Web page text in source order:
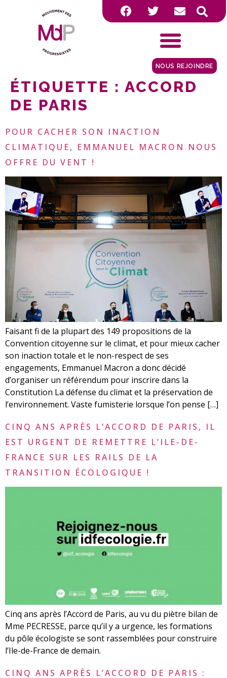
NOUS REJOINDRE
ÉTIQUETTE : ACCORD
DE PARIS
POUR CACHER SON INACTION
CLIMATIQUE, EMMANUEL MACRON NOUS
OFFRE DU VENT !
Faisant fi de la plupart des 149 propositions de la
Convention citoyenne sur le climat, et pour mieux cacher
son inaction totale et le non-respect de ses
engagements, Emmanuel Macron a donc décidé
d’organiser un référendum pour inscrire dans la
Constitution La défense du climat et la préservation de
l’environnement. Vaste fumisterie lorsque l’on pense […]
CINQ ANS APRÈS L’ACCORD DE PARIS, IL
EST URGENT DE REMETTRE L’ILE-DE-
FRANCE SUR LES RAILS DE LA
TRANSITION ÉCOLOGIQUE !
Cinq ans après l’Accord de Paris, au vu du piètre bilan de
Mme PECRESSE, parce qu’il y a urgence, les formations
du pôle écologiste se sont rassemblées pour construire
l’Ile-de-France de demain.
CINQ ANS APRÈS L’ACCORD DE PARIS :